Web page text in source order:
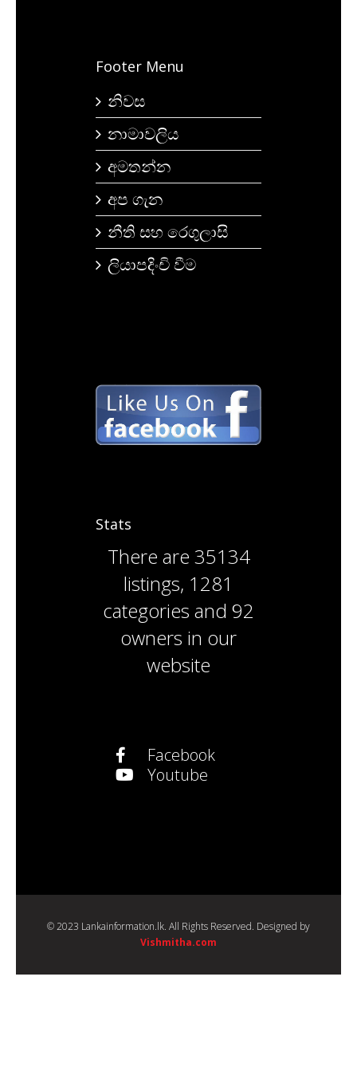
Footer Menu
නිවස
නාමාවලිය
අමතන්න
අප ගැන
නීති සහ රෙගුලාසි
ලියාපදිංචි වීම
Stats
There are 35134
listings, 1281
categories and 92
owners in our
website
Facebook
Youtube
© 2023 Lankainformation.lk. All Rights Reserved. Designed by
Vishmitha.com